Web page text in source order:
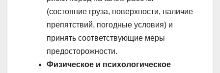
(состояние груза, поверхности, наличие
препятствий, погодные условия) и
принять соответствующие меры
предосторожности.
Физическое и психологическое